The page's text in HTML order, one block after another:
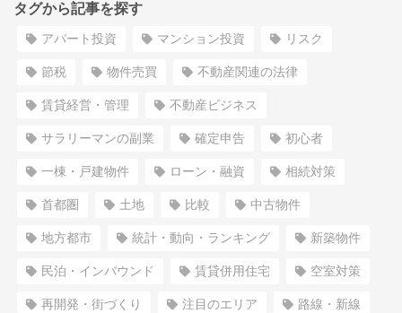
タグから記事を探す
アパート投資 マンション投資 リスク
節税 物件売買 不動産関連の法律
賃貸経営・管理 不動産ビジネス
サラリーマンの副業 確定申告 初心者
一棟・戸建物件 ローン・融資 相続対策
首都圏 土地 比較 中古物件
地方都市 統計・動向・ランキング 新築物件
民泊・インバウンド 賃貸併用住宅 空室対策
再開発・街づくり 注目のエリア 路線・新線